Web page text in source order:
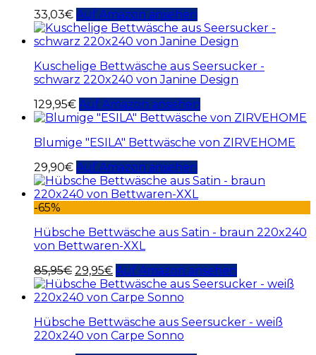
33,03€ Auf Amazon ansehen
Kuschelige Bettwäsche aus Seersucker -
schwarz 220x240 von Janine Design
129,95€ Auf Amazon ansehen
Blumige "ESILA" Bettwäsche von ZIRVEHOME
29,90€ Auf Amazon ansehen
-65%
Hübsche Bettwäsche aus Satin - braun 220x240
von Bettwaren-XXL
85,95€ 29,95€ Auf Amazon ansehen
Hübsche Bettwäsche aus Seersucker - weiß
220x240 von Carpe Sonno